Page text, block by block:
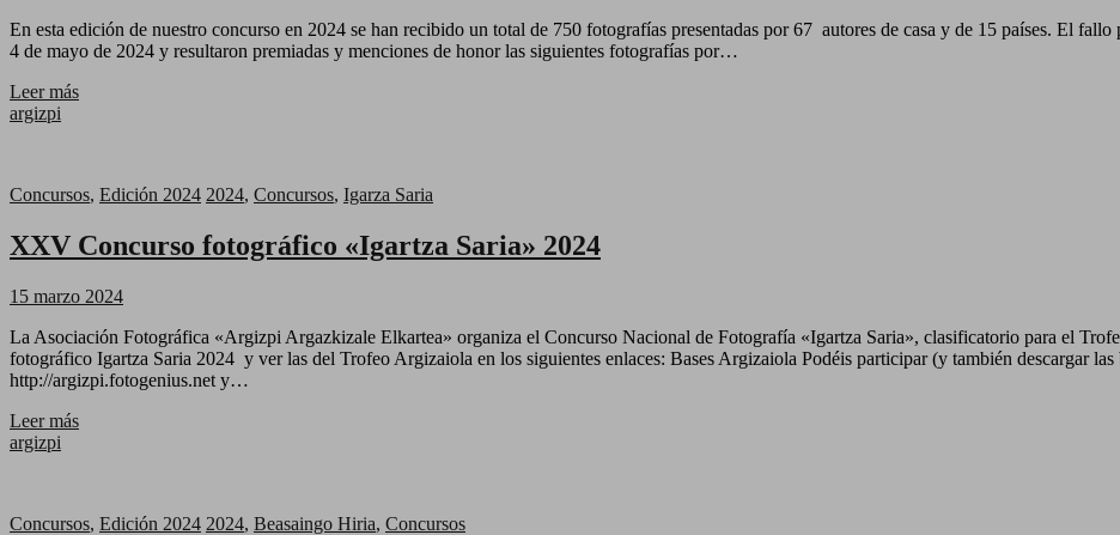
En esta edición de nuestro concurso en 2024 se han recibido un total de 750 fotografías presentadas por 67 autores de casa y de 15 países. El fallo público se realizó en las instalaciones de Argizpi en Beasain el
4 de mayo de 2024 y resultaron premiadas y menciones de honor las siguientes fotografías por…
Leer más
argizpi
Concursos, Edición 2024 2024, Concursos, Igarza Saria
XXV Concurso fotográfico «Igartza Saria» 2024
15 marzo 2024
La Asociación Fotográfica «Argizpi Argazkizale Elkartea» organiza el Concurso Nacional de Fotografía «Igartza Saria», clasificatorio para el
fotográfico Igartza Saria 2024 y ver las del Trofeo Argizaiola en los siguientes enlaces: Bases Argizaiola Podéis participar (y también descargar las
http://argizpi.fotogenius.net y…
Leer más
argizpi
Concursos, Edición 2024 2024, Beasaingo Hiria, Concursos